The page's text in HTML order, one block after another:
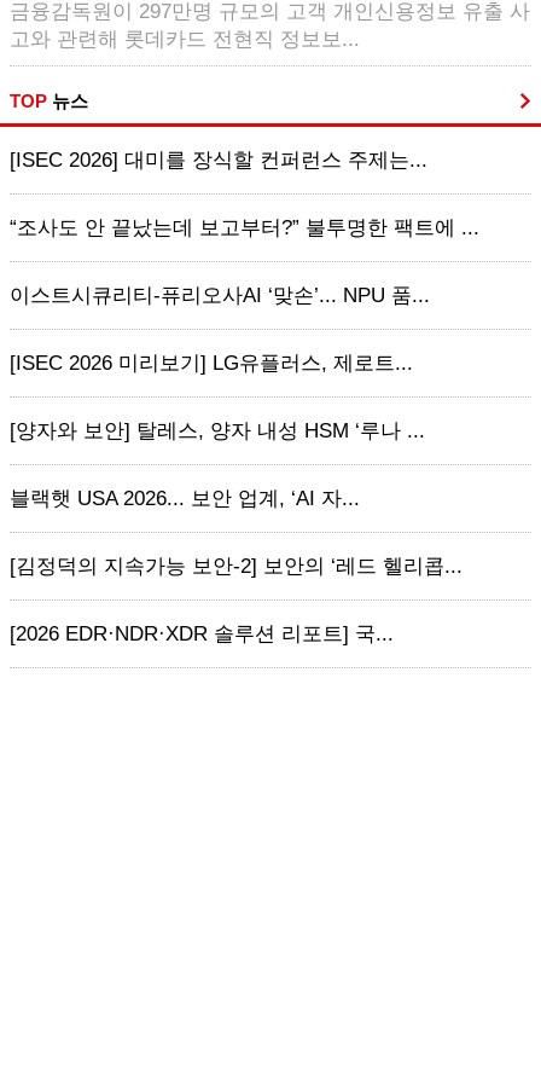
금융감독원이 297만명 규모의 고객 개인신용정보 유출 사
고와 관련해 롯데카드 전현직 정보보...
TOP 뉴스
[ISEC 2026] 대미를 장식할 컨퍼런스 주제는...
“조사도 안 끝났는데 보고부터?” 불투명한 팩트에 ...
이스트시큐리티-퓨리오사AI ‘맞손’... NPU 품...
[ISEC 2026 미리보기] LG유플러스, 제로트...
[양자와 보안] 탈레스, 양자 내성 HSM ‘루나 ...
블랙햇 USA 2026... 보안 업계, ‘AI 자...
[김정덕의 지속가능 보안-2] 보안의 ‘레드 헬리콥...
[2026 EDR·NDR·XDR 솔루션 리포트] 국...